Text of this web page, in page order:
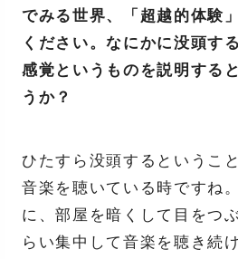
でみる世界、「超越的体験
ください。なにかに没頭す
感覚というものを説明する
うか？
ひたすら没頭するというこ
音楽を聴いている時ですね
に、部屋を暗くして目をつ
らい集中して音楽を聴き続